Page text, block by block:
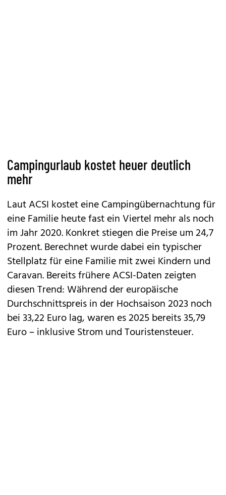
Campingurlaub kostet heuer deutlich
mehr
Laut ACSI kostet eine Campingübernachtung für
eine Familie heute fast ein Viertel mehr als noch
im Jahr 2020. Konkret stiegen die Preise um 24,7
Prozent. Berechnet wurde dabei ein typischer
Stellplatz für eine Familie mit zwei Kindern und
Caravan. Bereits frühere ACSI-Daten zeigten
diesen Trend: Während der europäische
Durchschnittspreis in der Hochsaison 2023 noch
bei 33,22 Euro lag, waren es 2025 bereits 35,79
Euro – inklusive Strom und Touristensteuer.